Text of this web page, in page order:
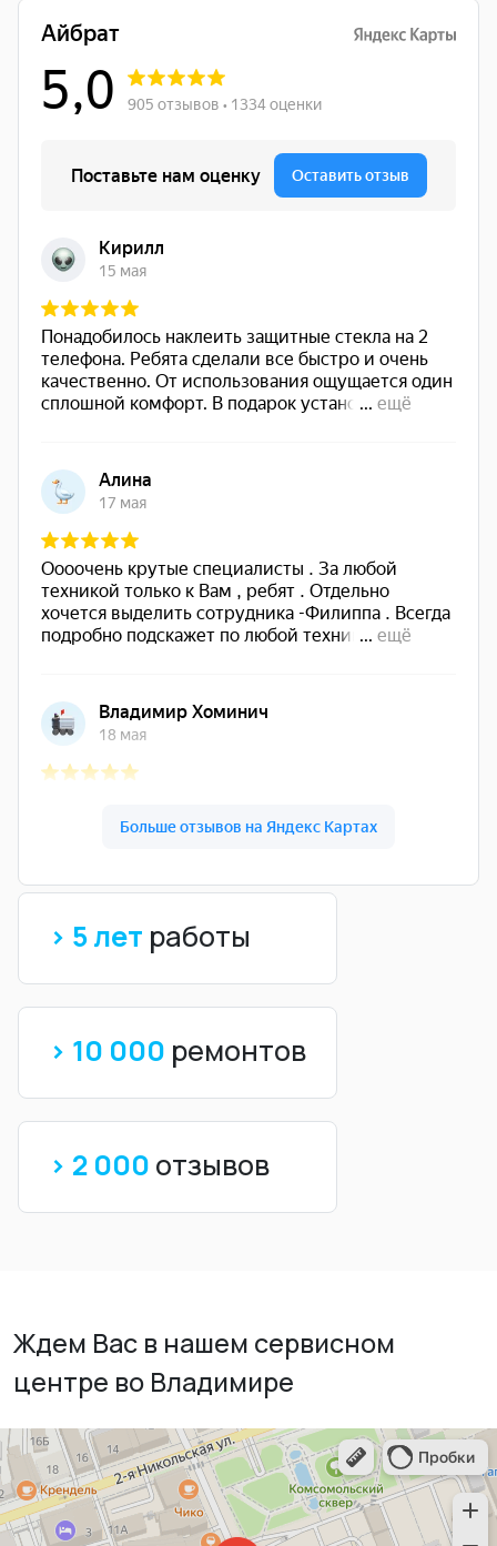
> 5 лет работы
> 10 000 ремонтов
> 2 000 отзывов
Ждем Вас в нашем сервисном
центре во Владимире